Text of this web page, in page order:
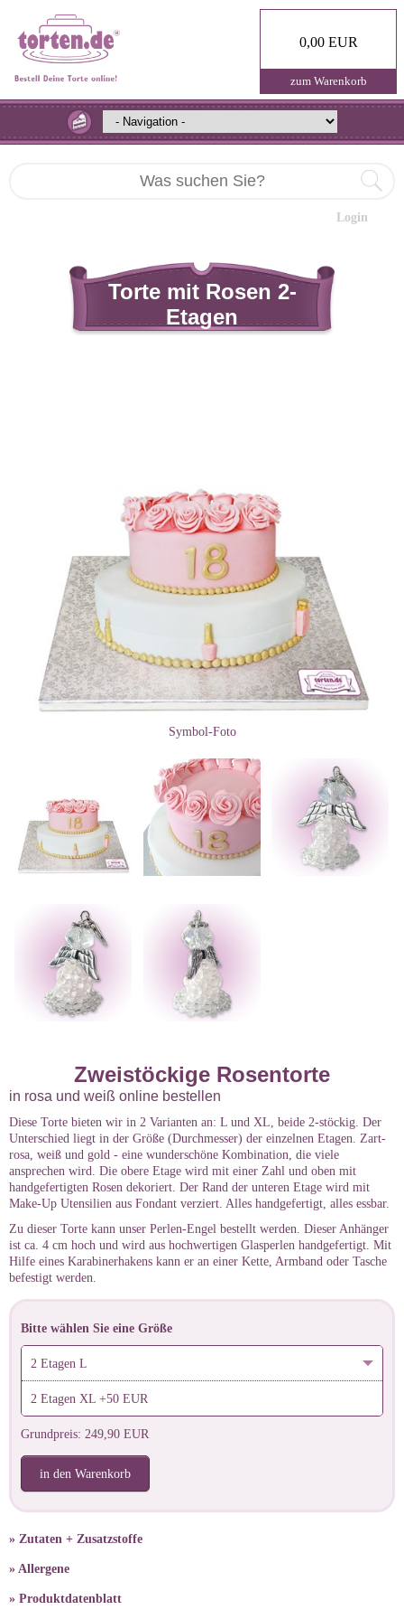
0,00 EUR
zum Warenkorb
Login
Torte mit Rosen 2-
Etagen
Symbol-Foto
Zweistöckige Rosentorte
in rosa und weiß online bestellen
Diese Torte bieten wir in 2 Varianten an: L und XL, beide 2-stöckig. Der
Unterschied liegt in der Größe (Durchmesser) der einzelnen Etagen. Zart-
rosa, weiß und gold - eine wunderschöne Kombination, die viele
ansprechen wird. Die obere Etage wird mit einer Zahl und oben mit
handgefertigten Rosen dekoriert. Der Rand der unteren Etage wird mit
Make-Up Utensilien aus Fondant verziert. Alles handgefertigt, alles essbar.
Zu dieser Torte kann unser Perlen-Engel bestellt werden. Dieser Anhänger
ist ca. 4 cm hoch und wird aus hochwertigen Glasperlen handgefertigt. Mit
Hilfe eines Karabinerhakens kann er an einer Kette, Armband oder Tasche
befestigt werden.
Bitte wählen Sie eine Größe
2 Etagen L
2 Etagen XL +50 EUR
Grundpreis: 249,90 EUR
in den Warenkorb
» Zutaten + Zusatzstoffe
» Allergene
» Produktdatenblatt